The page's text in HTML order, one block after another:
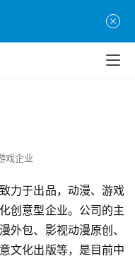
戏企业
力于出品，动漫、游戏
创意型企业。公司的主
外包、影视动漫原创、
文化出版等，是目前中